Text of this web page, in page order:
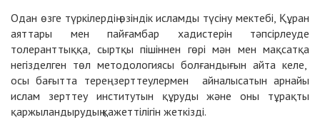
Одан өзге түркілердің өзіндік исламды түсіну мектебі, Құран
аяттары мен пайғамбар хадистерін тәпсірлеуде
толеранттыққа, сыртқы пішіннен гөрі мән мен мақсатқа
негізделген төл методологиясы болғандығын айта келе,
осы бағытта терең зерттеулермен айналысатын арнайы
ислам зерттеу институтын құруды және оны тұрақты
қаржыландырудың қажеттілігін жеткізді.